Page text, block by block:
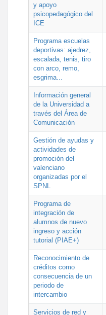
y apoyo
psicopedagógico del
ICE
Programa escuelas
deportivas: ajedrez,
escalada, tenis, tiro
con arco, remo,
esgrima...
Información general
de la Universidad a
través del Área de
Comunicación
Gestión de ayudas y
actividades de
promoción del
valenciano
organizadas por el
SPNL
Programa de
integración de
alumnos de nuevo
ingreso y acción
tutorial (PIAE+)
Reconocimiento de
créditos como
consecuencia de un
periodo de
intercambio
Servicios de red y